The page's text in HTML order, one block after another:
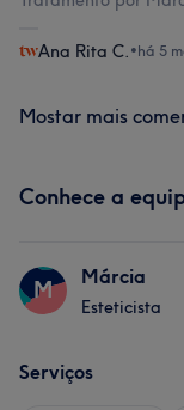
Ana Rita C. •há 5
Mostar mais
Conhece a
M Márcia
Esteticista
Serviços